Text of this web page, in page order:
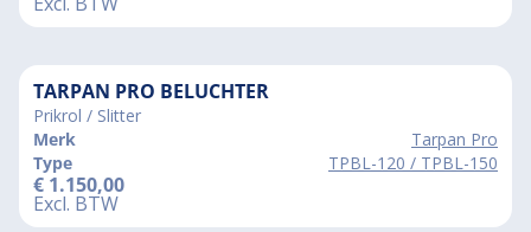
TARPAN PRO BELUCHTER
Prikrol / Slitter
Merk
Tarpan Pro
Type
TPBL-120 / TPBL-150
€ 1.150,00
Excl. BTW